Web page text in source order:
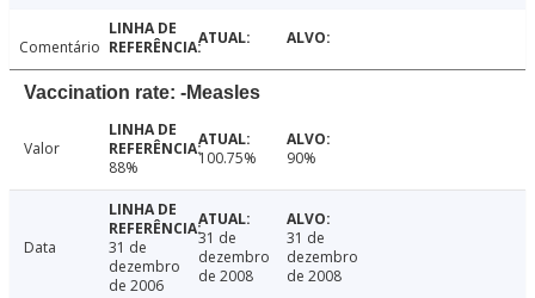
Comentário
Vaccination rate: -Measles
Valor
88%
100.75% 90%
Data
31 de
dezembro
de 2006
31 de
dezembro
de 2008
31 de
dezembro
de 2008